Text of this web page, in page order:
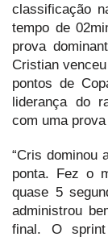
classificação
tempo de
prova
Cristian
pontos de
liderança do
com uma
“Cris dominou
ponta. Fez o
quase 5
administrou
final. O